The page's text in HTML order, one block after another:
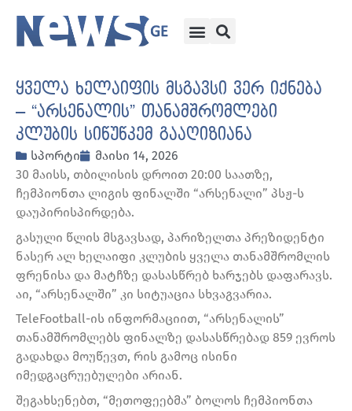
ყველა ხელაიფის მსგავსი ვერ იქნება
– “არსენალის” თანამშრომლები
კლუბის სიწუწკემ გააღიზიანა
სპორტი
მაისი 14, 2026
30 მაისს, თბილისის დროით 20:00 საათზე,
ჩემპიონთა ლიგის ფინალში “არსენალი” პსჟ-ს
დაუპირისპირდება.
გასული წლის მსგავსად, პარიზელთა პრეზიდენტი
ნასერ ალ ხელაიფი კლუბის ყველა თანამშრომლის
ფრენისა და მატჩზე დასასწრებ ხარჯებს დაფარავს.
აი, “არსენალში” კი სიტუაცია სხვაგვარია.
TeleFootball-ის ინფორმაციით, “არსენალის”
თანამშრომლებს ფინალზე დასასწრებად 859 ევროს
გადახდა მოუწევთ, რის გამოც ისინი
იმედგაცრუებულები არიან.
შეგახსენებთ, “მეთოფეებმა” ბოლოს ჩემპიონთა